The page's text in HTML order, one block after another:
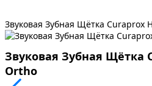
Звуковая Зубная Щётка Curaprox
Звуковая Зубная Щётка
Ortho